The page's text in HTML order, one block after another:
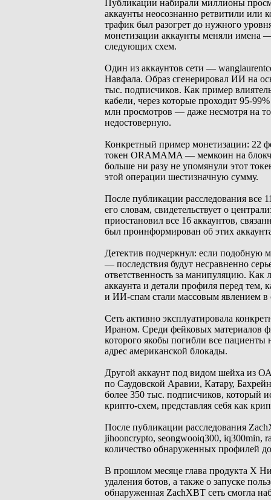
Публикации набирали миллионы
аккаунты неосознанно ретвитили или
трафик был разогрет до нужного
монетизации аккаунты меняли имена
следующих схем.
Один из аккаунтов сети —
Навфала. Образ сгенерировал ИИ на
тыс. подписчиков. Как пример
кабели, через которые проходит 95-
млн просмотров — даже несмотря на
недостоверную.
Конкретный пример монетизации: 22
токен ORAMAMA — мемкоин на
больше ни разу не упомянули этот
этой операции шестизначную сумму.
После публикации расследования все
его словам, свидетельствует о
приостановил все 16 аккаунтов,
был проинформирован об этих
Детектив подчеркнул: если подобную
— последствия будут несравненно
ответственность за манипуляцию. Как
аккаунта и детали профиля перед
и ИИ-спам стали массовым явлением в
Сеть активно эксплуатировала
Ираном. Среди фейковых материалов
которого якобы погибли все
адрес американской блокады.
Другой аккаунт под видом шейха из
по Саудовской Аравии, Катару,
более 350 тыс. подписчиков, который
крипто-схем, представляя себя как
После публикации расследования
jihooncrypto, seongwooiq300, iq300min,
количество обнаруженных профилей
В прошлом месяце глава продукта X
удаления ботов, а также о запуске
обнаруженная ZachXBT сеть смогла